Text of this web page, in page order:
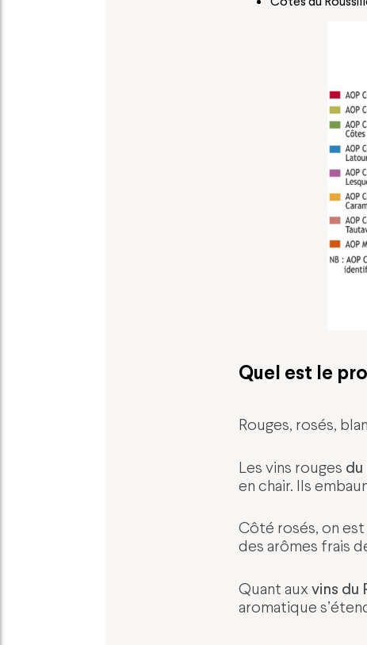
Quel est le
Rouges, rosés,
Les vins rouges du
en chair. Ils
Côté rosés, on
des arômes frais
Quant aux vins du
aromatique